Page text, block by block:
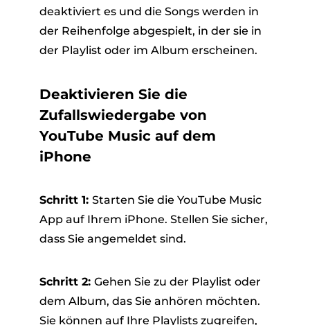
deaktiviert es und die Songs werden in
der Reihenfolge abgespielt, in der sie in
der Playlist oder im Album erscheinen.
Deaktivieren Sie die
Zufallswiedergabe von
YouTube Music auf dem
iPhone
Schritt 1: Starten Sie die YouTube Music
App auf Ihrem iPhone. Stellen Sie sicher,
dass Sie angemeldet sind.
Schritt 2: Gehen Sie zu der Playlist oder
dem Album, das Sie anhören möchten.
Sie können auf Ihre Playlists zugreifen,